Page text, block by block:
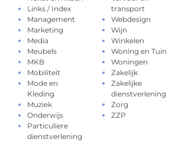
Links / Index
Management
Marketing
Media
Meubels
MKB
Mobiliteit
Mode en
Kleding
Muziek
Onderwijs
Particuliere
dienstverlening
transport
Webdesign
Wijn
Winkelen
Woning en Tuin
Woningen
Zakelijk
Zakelijke
dienstverlening
Zorg
ZZP